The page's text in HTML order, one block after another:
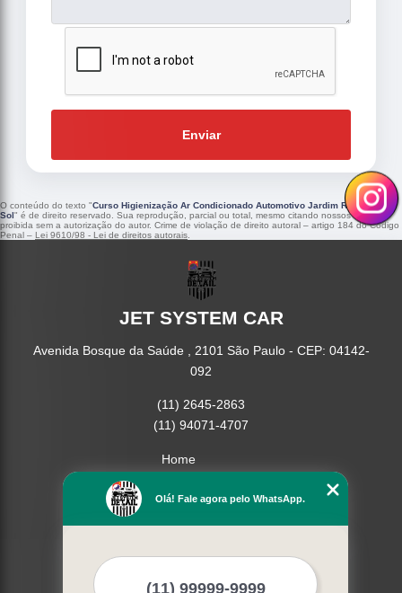
Enviar
O conteúdo do texto "Curso Higienização Ar Condicionado Automotivo Jardim Recanto do
Sol" é de direito reservado. Sua reprodução, parcial ou total, mesmo citando nossos links, é
proibida sem a autorização do autor. Crime de violação de direito autoral – artigo 184 do Código
Penal – Lei 9610/98 - Lei de direitos autorais
JET SYSTEM CAR
Avenida Bosque da Saúde , 2101 São Paulo - CEP: 04142-
092
(11) 2645-2863
(11) 94071-4707
Home
Missão
Mapa do site
Mais Serviços
Olá! Fale agora pelo WhatsApp.